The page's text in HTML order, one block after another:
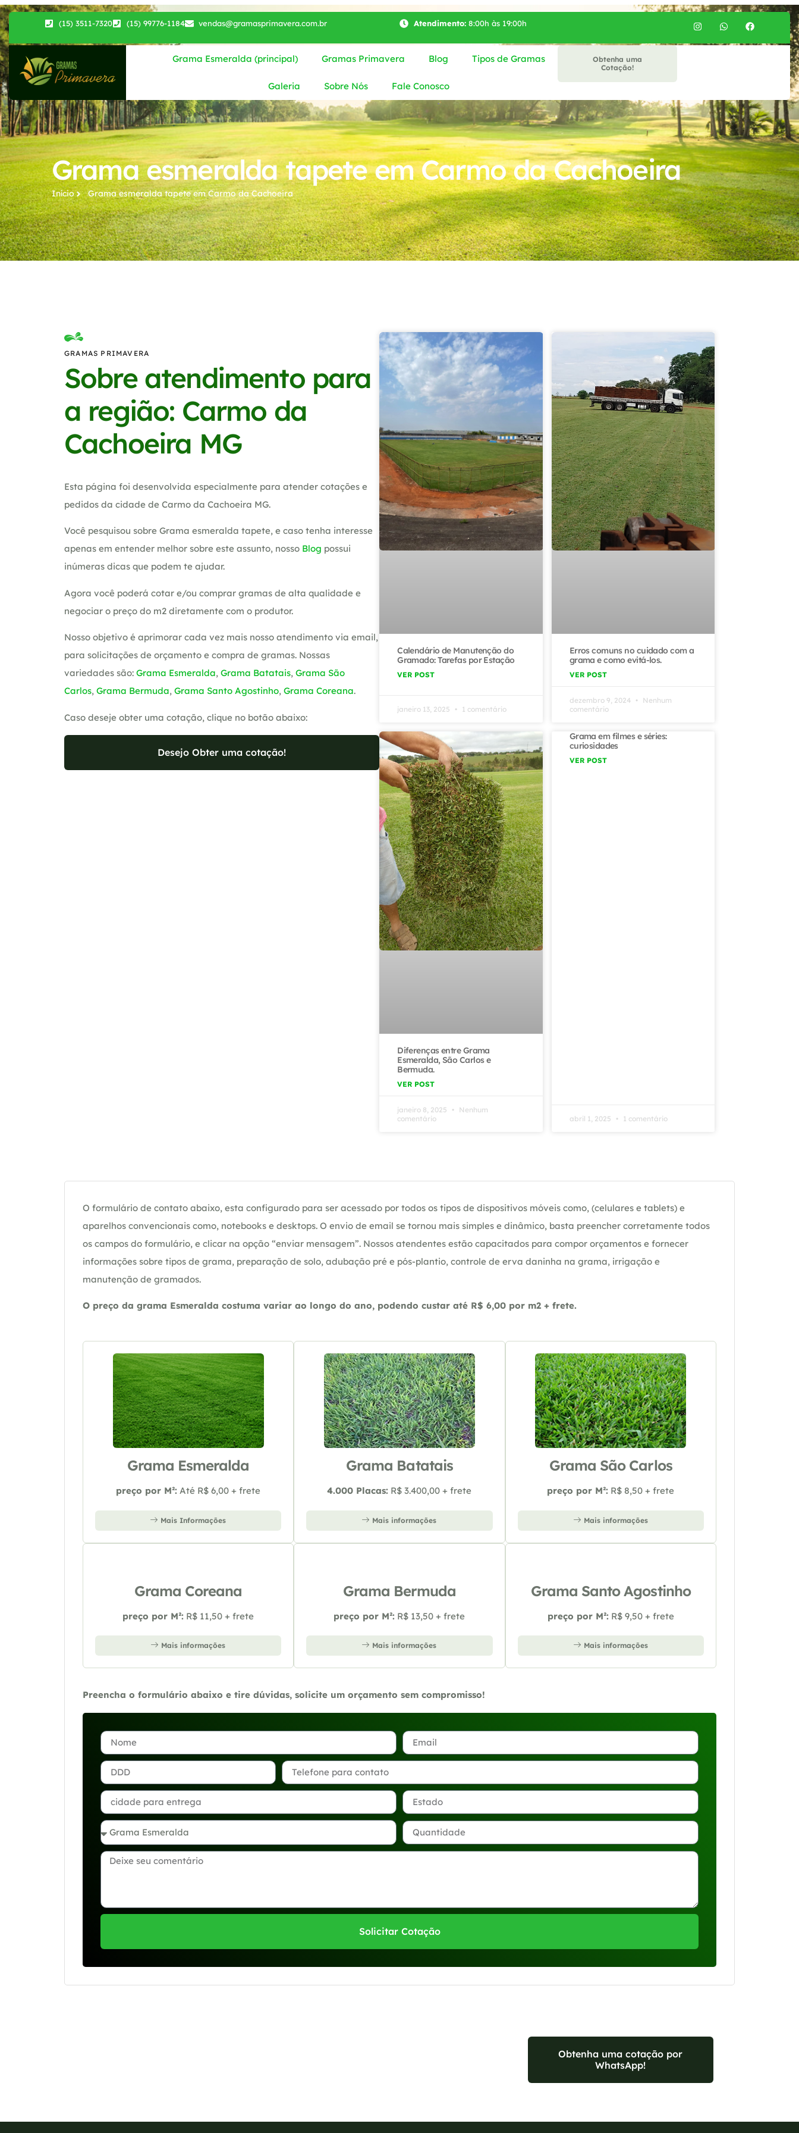
(15) 3511-7320 (15) 99776-1184 vendas@gramasprimavera.com.br Atendimento:8:00h às 19:00h
Grama Esmeralda (principal) Gramas Primavera Blog Tipos de Gramas
Galeria Sobre Nós Fale Conosco
Obtenha uma
Cotação!
Grama esmeralda tapete em Carmo da Cachoeira
Início Grama esmeralda tapete​ em Carmo da Cachoeira
GRAMAS PRIMAVERA
Sobre atendimento para
a região: Carmo da
Cachoeira MG
Esta página foi desenvolvida especialmente para atender cotações e
pedidos da cidade de Carmo da Cachoeira MG.
Você pesquisou sobre Grama esmeralda tapete, e caso tenha interesse
apenas em entender melhor sobre este assunto, nosso Blog possui
inúmeras dicas que podem te ajudar.
Agora você poderá cotar e/ou comprar gramas de alta qualidade e
negociar o preço do m2 diretamente com o produtor.
Nosso objetivo é aprimorar cada vez mais nosso atendimento via email,
para solicitações de orçamento e compra de gramas. Nossas
variedades são: Grama Esmeralda, Grama Batatais, Grama São
Carlos, Grama Bermuda, Grama Santo Agostinho, Grama Coreana.
Caso deseje obter uma cotação, clique no botão abaixo:
Desejo Obter uma cotação!
Calendário de Manutenção do
Gramado: Tarefas por Estação
VER POST
janeiro 13, 2025 1 comentário
Erros comuns no cuidado com a
grama e como evitá-los.
VER POST
dezembro 9, 2024
Nenhum
comentário
Diferenças entre Grama
Esmeralda, São Carlos e
Bermuda.
VER POST
janeiro 8, 2025
Nenhum
comentário
Grama em filmes e séries:
curiosidades
VER POST
abril 1, 2025 1 comentário
O formulário de contato abaixo, esta configurado para ser acessado por todos os tipos de dispositivos móveis como, (celulares e tablets) e
aparelhos convencionais como, notebooks e desktops. O envio de email se tornou mais simples e dinâmico, basta preencher corretamente todos
os campos do formulário, e clicar na opção “enviar mensagem”. Nossos atendentes estão capacitados para compor orçamentos e fornecer
informações sobre tipos de grama, preparação de solo, adubação pré e pós-plantio, controle de erva daninha na grama, irrigação e
manutenção de gramados.
O preço da grama Esmeralda costuma variar ao longo do ano, podendo custar até R$ 6,00 por m2 + frete.
Grama Esmeralda
preço por M²: Até R$ 6,00 + frete
Mais Informações
Grama Batatais
4.000 Placas: R$ 3.400,00 + frete
Mais informações
Grama São Carlos
preço por M²: R$ 8,50 + frete
Mais informações
Grama Coreana
preço por M²: R$ 11,50 + frete
Mais informações
Grama Bermuda
preço por M²: R$ 13,50 + frete
Mais informações
Grama Santo Agostinho
preço por M²: R$ 9,50 + frete
Mais informações
Preencha o formulário abaixo e tire dúvidas, solicite um orçamento sem compromisso!
Solicitar Cotação
Obtenha uma cotação por
WhatsApp!